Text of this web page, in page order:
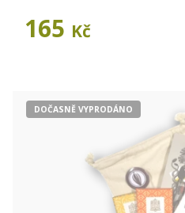
165 Kč
DOČASNĚ VYPRODÁNO